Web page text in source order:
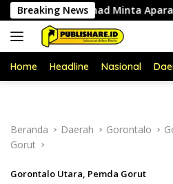
Langsung
ke
konten
Breaking News
Ahmad Minta Aparat
Home Headline Nasional
Beranda Daerah Gorontalo
Gorut
Gorontalo Utara, Pemda Gorut